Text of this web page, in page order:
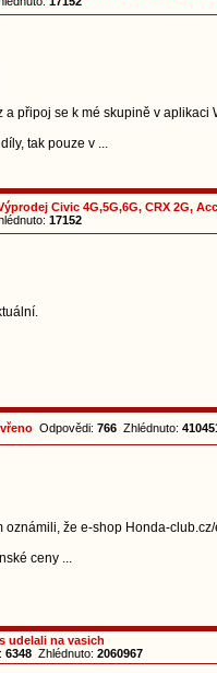
a připoj se k mé skupině v
tak pouze v ...
Civic 4G,5G,6G, CRX 2G,
17152
Odpovědi: 766 Zhlédnuto:
oznámili, že e-shop Honda-
ceny ...
udelali na vasich
6348 Zhlédnuto: 2060967